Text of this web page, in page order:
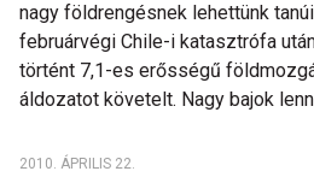
nagy földrengésnek lehettünk
februárvégi Chile-i katasztrófa
történt 7,1-es erősségű
áldozatot követelt. Nagy bajok
2010. ÁPRILIS 22.